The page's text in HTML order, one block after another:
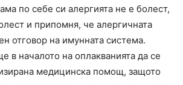
по себе си алергията не е болест,
и припомня, че алергичната
отговор на имунната система.
в началото на оплакванията да се
медицинска помощ, защото